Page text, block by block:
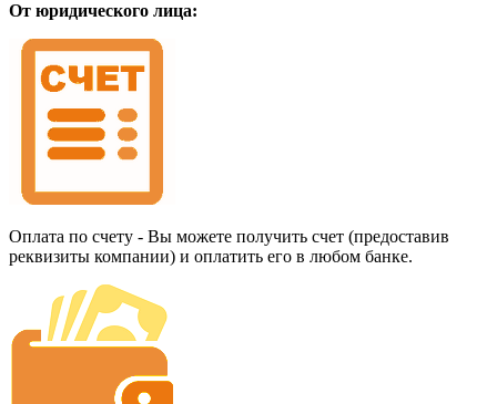
От юридического лица:
Оплата по счету - Вы можете получить счет (предоставив
реквизиты компании) и оплатить его в любом банке.